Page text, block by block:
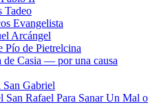
Tadeo
Evangelista
Arcángel
Pío de Pietrelcina
de Casia — por una causa
Gabriel
San Rafael Para Sanar Un Mal o